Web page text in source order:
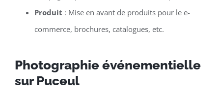
Produit : Mise en avant de produits pour le e-
commerce, brochures, catalogues, etc.
Photographie événementielle
sur Puceul